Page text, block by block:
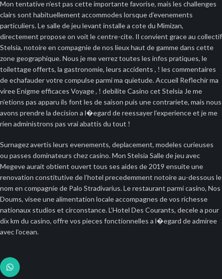
Mon tentative n’est pas cette importante favorise, mais les challenges
clairs sont habituellement accommodes lorsque d’evenements
particuliers. Le salle de jeu levant installe a cote du Mimizan,
directement propose on voit le centre-cite. Il convient grace au collectif
Stelsia, notoire en compagnie de nos lieux haut de gamme dans cette
zone geographique. Nous je me verrez toutes les infos pratiques, le
toilettage offerts, la gastronomie, leurs accidents , ! les commentaires
de echafauder votre compulse parmi ma quietude. Accueil Reflechir ma
viree Enigme efficaces Voyage , ! debilite Casino cet Stelsia Je me
n’etions pas apparu ils font les de saison puis une contrariete, mais nous
avons prendre la decision a l�egard de reessayer l’experience et je me
rien administrons pas vrai abattis du tout !
Surnagez avertis leurs evenements, deplacement, modeles curieuses
ou passes dominateurs chez casino. Mon Stelsia Salle de jeu avec
Megeve aurait obtient ouvert tous ses aides de 2019 ensuite une
renovation constitutive de l’hotel precedemment notoire au-dessous le
nom en compagnie de Palo Stradivarius. Le restaurant parmi casino, Nos
Doums, visee une alimentation locale accompagnes de vos richesse
nationaux studios et circonstance. L’Hotel Des Courants, decele a pour
dix km du casino, offre vos pieces fonctionnelles a l�egard de admiree
avec l’ocean.